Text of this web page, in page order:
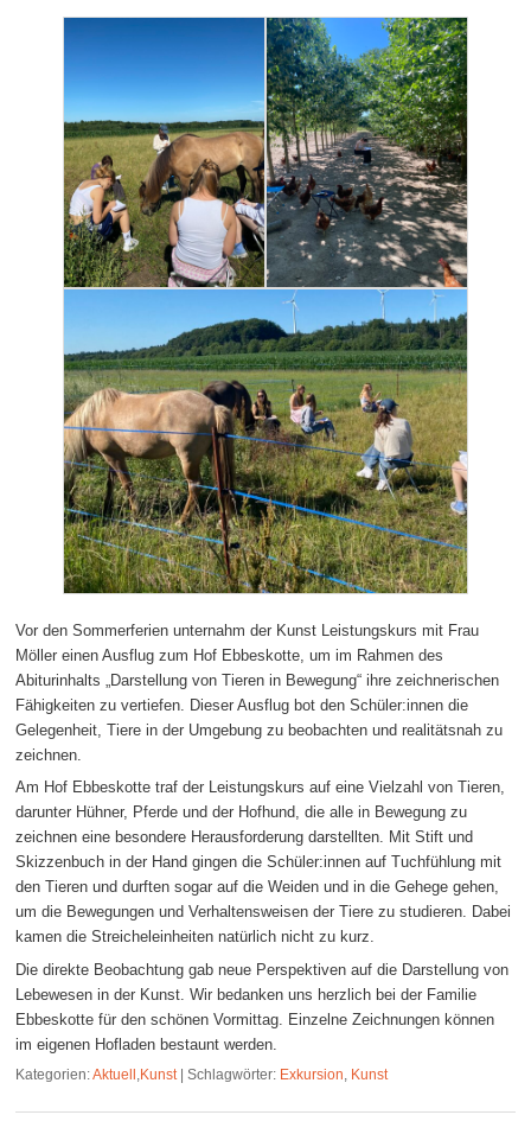
Vor den Sommerferien unternahm der Kunst Leistungskurs mit Frau
Möller einen Ausflug zum Hof Ebbeskotte, um im Rahmen des
Abiturinhalts „Darstellung von Tieren in Bewegung“ ihre zeichnerischen
Fähigkeiten zu vertiefen. Dieser Ausflug bot den Schüler:innen die
Gelegenheit, Tiere in der Umgebung zu beobachten und realitätsnah zu
zeichnen.
Am Hof Ebbeskotte traf der Leistungskurs auf eine Vielzahl von Tieren,
darunter Hühner, Pferde und der Hofhund, die alle in Bewegung zu
zeichnen eine besondere Herausforderung darstellten. Mit Stift und
Skizzenbuch in der Hand gingen die Schüler:innen auf Tuchfühlung mit
den Tieren und durften sogar auf die Weiden und in die Gehege gehen,
um die Bewegungen und Verhaltensweisen der Tiere zu studieren. Dabei
kamen die Streicheleinheiten natürlich nicht zu kurz.
Die direkte Beobachtung gab neue Perspektiven auf die Darstellung von
Lebewesen in der Kunst. Wir bedanken uns herzlich bei der Familie
Ebbeskotte für den schönen Vormittag. Einzelne Zeichnungen können
im eigenen Hofladen bestaunt werden.
Kategorien:Aktuell ,Kunst |Schlagwörter: Exkursion, Kunst